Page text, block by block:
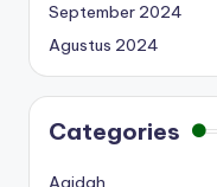
September 2024
Agustus 2024
Categories
Aqidah